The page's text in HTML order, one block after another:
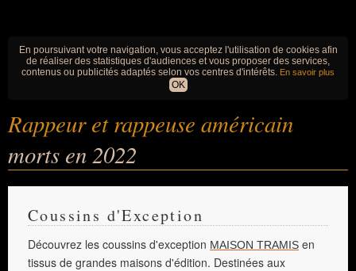
En poursuivant votre navigation, vous acceptez l'utilisation de cookies afin
de réaliser des statistiques d'audiences et vous proposer des services,
contenus ou publicités adaptés selon vos centres d'intérêts. En savoir plus
OK
Rappeur et rappeuse américain
morts en 2022
Coussins d'Exception
Découvrez les coussins d'exception MAISON TRAMIS en
tissus de grandes maisons d'édition. Destinées aux